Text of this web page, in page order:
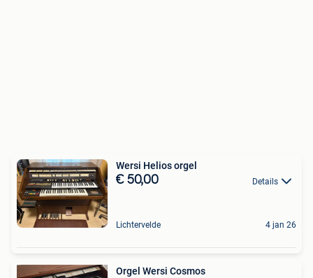
Wersi Helios orgel
€ 50,00 Details
Lichtervelde 4 jan 26
Orgel Wersi Cosmos